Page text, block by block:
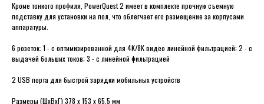
Кроме тонкого профиля, PowerQuest 2 имеет в комплекте прочную съемную
подставку для установки на пол, что облегчает его размещение за корпусами
аппаратуры.
6 розеток: 1 - с оптимизированной для 4K/8K видео линейной фильтрацией; 2 - с
выдачей больших токов; 3 - с линейной фильтрацией
2 USB порта для быстрой зарядки мобильных устройств
Размеры (ШхВхГ) 378 x 153 x 65.5 мм